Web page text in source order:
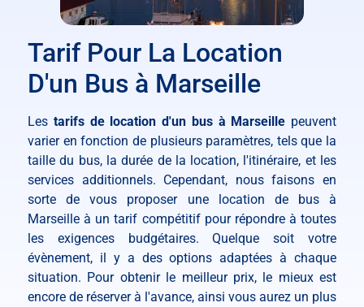
Tarif Pour La Location
D'un Bus à Marseille
Les tarifs de location d'un bus à Marseille peuvent
varier en fonction de plusieurs paramètres, tels que la
taille du bus, la durée de la location, l'itinéraire, et les
services additionnels. Cependant, nous faisons en
sorte de vous proposer une location de bus à
Marseille à un tarif compétitif pour répondre à toutes
les exigences budgétaires. Quelque soit votre
évènement, il y a des options adaptées à chaque
situation. Pour obtenir le meilleur prix, le mieux est
encore de réserver à l'avance, ainsi vous aurez un plus